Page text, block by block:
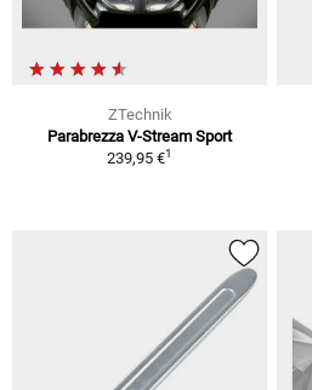
ZTechnik
Parabrezza V-Stream Sport
239,95 €1